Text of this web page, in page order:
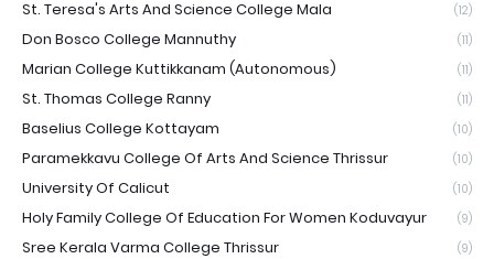
St. Teresa's Arts And Science College Mala (12)
Don Bosco College Mannuthy (11)
Marian College Kuttikkanam (Autonomous) (11)
St. Thomas College Ranny (11)
Baselius College Kottayam (10)
Paramekkavu College Of Arts And Science Thrissur (10)
University Of Calicut (10)
Holy Family College Of Education For Women Koduvayur (9)
Sree Kerala Varma College Thrissur (9)